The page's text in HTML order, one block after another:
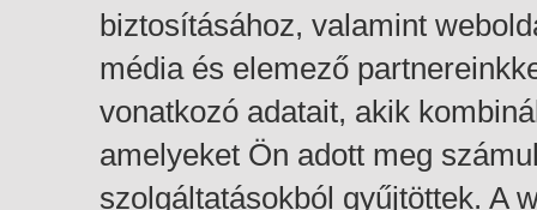
biztosításához, valamint
média és elemező
vonatkozó adatait, akik
amelyeket Ön adott meg
szolgáltatásokból gyűjtöttek. A